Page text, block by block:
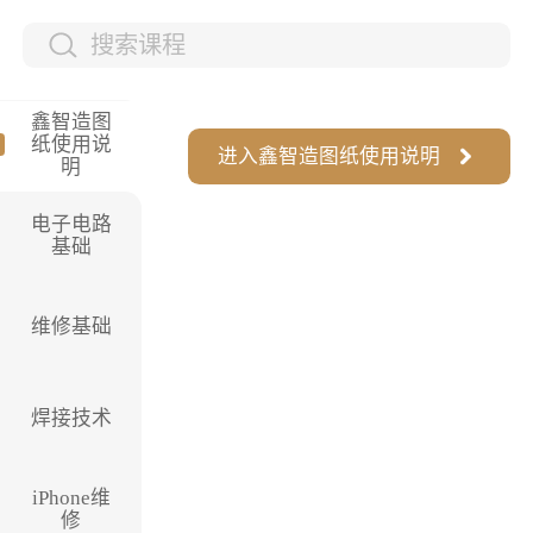
鑫智造图
纸使用说
明
电子电路
基础
维修基础
焊接技术
iPhone维
修
进入鑫智造图纸使用说明